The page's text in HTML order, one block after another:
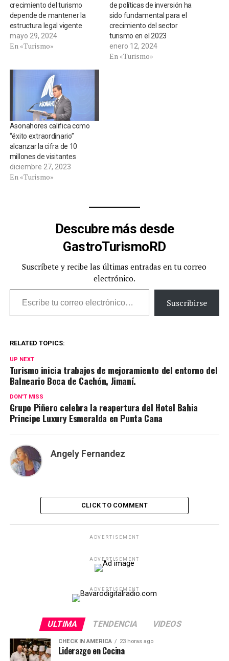
crecimiento del turismo
depende de mantener la
estructura legal vigente
mayo 29, 2024
En «Turismo»
de políticas de inversión ha
sido fundamental para el
crecimiento del sector
turismo en el 2023
enero 12, 2024
En «Turismo»
Asonahores califica como
“éxito extraordinario”
alcanzar la cifra de 10
millones de visitantes
diciembre 27, 2023
En «Turismo»
Descubre más desde
GastroTurismoRD
Suscríbete y recibe las últimas entradas en tu correo
electrónico.
Escribe tu correo electrónico…
Suscribirse
RELATED TOPICS:
UP NEXT
Turismo inicia trabajos de mejoramiento del entorno del
Balneario Boca de Cachón, Jimaní.
DON'T MISS
Grupo Piñero celebra la reapertura del Hotel Bahia
Principe Luxury Esmeralda en Punta Cana
Angely Fernandez
CLICK TO COMMENT
ADVERTISEMENT
ADVERTISEMENT
ADVERTISEMENT
ULTIMA TENDENCIA VIDEOS
CHECK IN AMERICA 23 horas ago
Liderazgo en Cocina